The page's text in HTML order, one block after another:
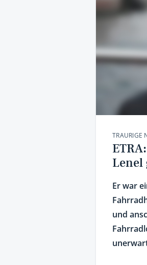
TRAURIGE
Lenel
Er war
und